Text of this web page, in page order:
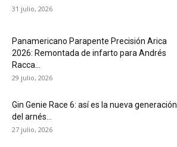
31 julio, 2026
Panamericano Parapente Precisión Arica
2026: Remontada de infarto para Andrés
Racca...
29 julio, 2026
Gin Genie Race 6: así es la nueva generación
del arnés...
27 julio, 2026